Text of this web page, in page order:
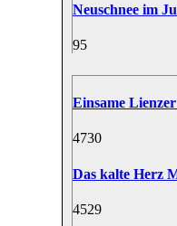
Neuschnee im
95
Einsame
4730
Das kalte Herz
4529